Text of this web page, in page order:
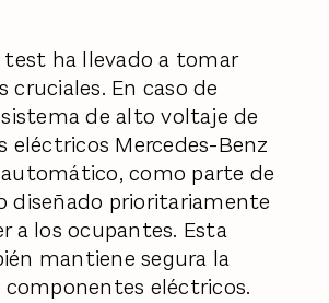
ha llevado a tomar
cruciales. En caso de
de alto voltaje de
eléctricos Mercedes-Benz
automático, como parte de
diseñado prioritariamente
a los ocupantes. Esta
mantiene segura la
eléctricos.